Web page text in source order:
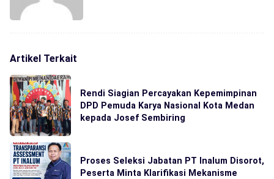
Artikel Terkait
Rendi Siagian Percayakan Kepemimpinan
DPD Pemuda Karya Nasional Kota Medan
kepada Josef Sembiring
Proses Seleksi Jabatan PT Inalum Disorot,
Peserta Minta Klarifikasi Mekanisme